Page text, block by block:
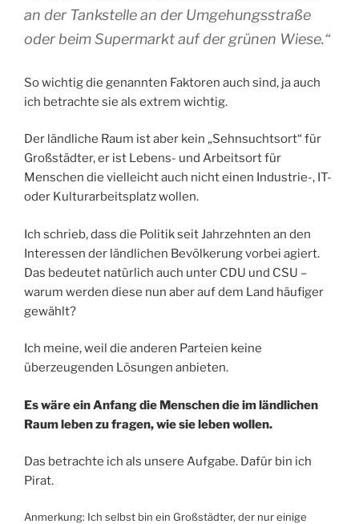
an der Tankstelle an der Umgehungsstraße
oder beim Supermarkt auf der grünen Wiese.“
So wichtig die genannten Faktoren auch sind, ja auch
ich betrachte sie als extrem wichtig.
Der ländliche Raum ist aber kein „Sehnsuchtsort“ für
Großstädter, er ist Lebens- und Arbeitsort für
Menschen die vielleicht auch nicht einen Industrie-, IT-
oder Kulturarbeitsplatz wollen.
Ich schrieb, dass die Politik seit Jahrzehnten an den
Interessen der ländlichen Bevölkerung vorbei agiert.
Das bedeutet natürlich auch unter CDU und CSU –
warum werden diese nun aber auf dem Land häufiger
gewählt?
Ich meine, weil die anderen Parteien keine
überzeugenden Lösungen anbieten.
Es wäre ein Anfang die Menschen die im ländlichen
Raum leben zu fragen, wie sie leben wollen.
Das betrachte ich als unsere Aufgabe. Dafür bin ich
Pirat.
Anmerkung: Ich selbst bin ein Großstädter, der nur einige